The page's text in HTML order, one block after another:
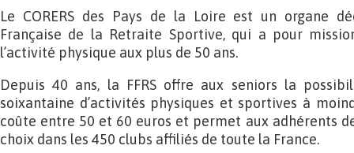
Le CORERS des Pays de la Loire est un organe
Française de la Retraite Sportive, qui a pour
l’activité physique aux plus de 50 ans.
Depuis 40 ans, la FFRS offre aux seniors la
soixantaine d’activités physiques et sportives à
coûte entre 50 et 60 euros et permet aux adhérents
choix dans les 450 clubs affiliés de toute la France.